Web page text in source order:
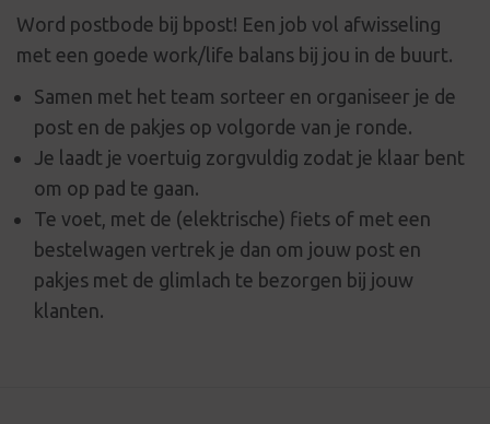
Word postbode bij bpost! Een job vol afwisseling
met een goede work/life balans bij jou in de buurt.
Samen met het team sorteer en organiseer je de
post en de pakjes op volgorde van je ronde.
Je laadt je voertuig zorgvuldig zodat je klaar bent
om op pad te gaan.
Te voet, met de (elektrische) fiets of met een
bestelwagen vertrek je dan om jouw post en
pakjes met de glimlach te bezorgen bij jouw
klanten.